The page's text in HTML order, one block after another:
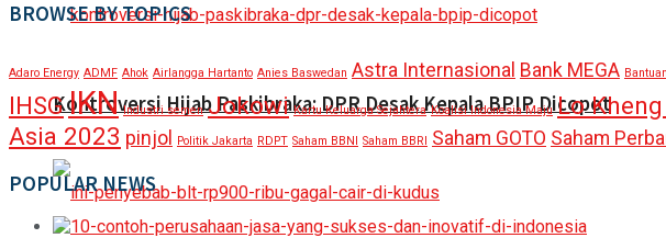
Kontroversi Hijab Paskibraka: DPR Desak Kepala BPIP Dicopot
BROWSE BY TOPICS
Adaro Energy ADMF Ahok Airlangga Hartanto Anies Baswedan Astra Internasional Bank MEGA
IHSGIKN Industri semen Jokowi Kartu Keluarga Sejahtera Koalisi Indonesia Maju Lo
Asia 2023 pinjol Politik Jakarta RDPT Saham BBNI Saham BBRI Saham GOTO Saham
POPULAR NEWS